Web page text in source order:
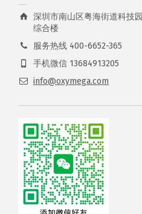
深圳市南山区粤海街道科技
综合楼
服务热线 400-6652-365
手机微信 13684913205
info@oxymega.com